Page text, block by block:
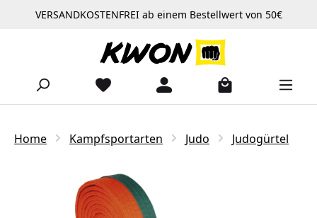
Zum Hauptinhalt springen
VERSANDKOSTENFREI ab einem Bestellwert von 50€
Home Kampfsportarten Judo Judogürtel
Bildergalerie überspringen